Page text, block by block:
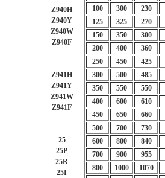
Z940H
Z940Y
Z940W
Z940F
Z941H
Z941Y
Z941W
Z941F
25
25P
25R
25I
100
300
230
125
325
270
150
350
300
200
400
360
250
450
425
300
500
485
350
550
550
400
600
610
450
650
660
500
700
730
600
800
840
700
900
955
800
1000
1070